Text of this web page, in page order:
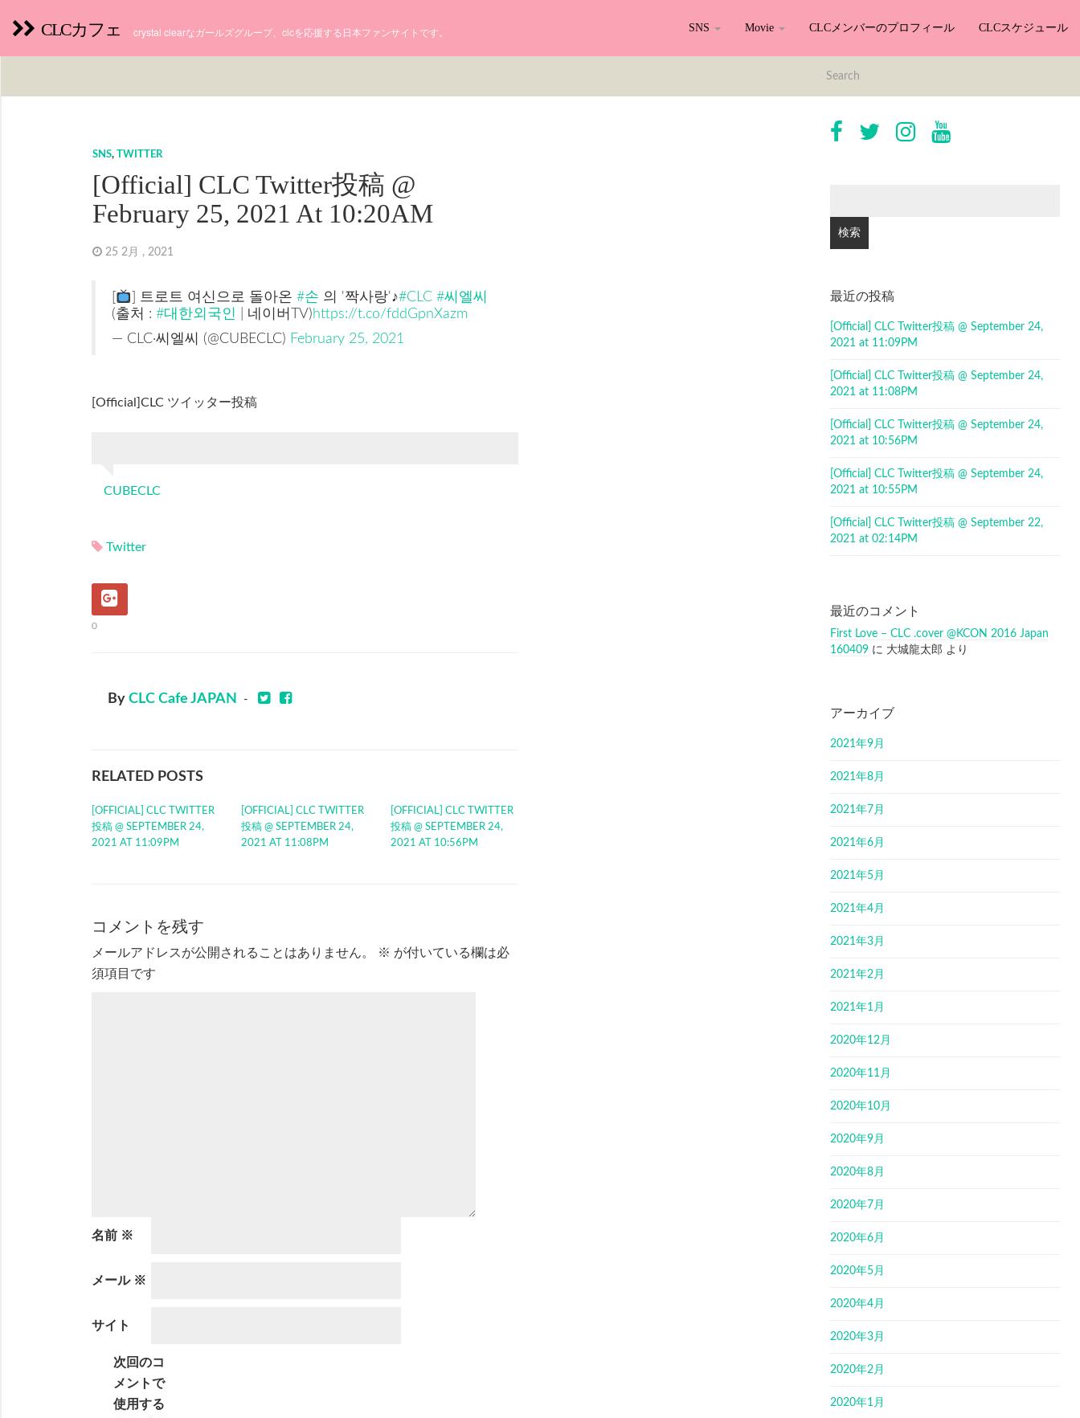
CLCカフェ crystal clearなガールズグループ、clcを応援する日本ファンサイトです。 SNS Movie CLCメンバーのプロフィール CLCスケジュール
SNS,TWITTER
[Official] CLC Twitter投稿 @
February 25, 2021 At 10:20AM
25 2月 , 2021
] 트로트 여신으로 돌아온 #손 의 '짝사랑'♪#CLC #씨엘씨
(출처 : #대한외국인 | 네이버TV)https://t.co/fddGpnXazm
— CLC·씨엘씨 (@CUBECLC) February 25, 2021
[Official]CLC ツイッター投稿
CUBECLC
Twitter
0
By CLC Cafe JAPAN -
RELATED POSTS
[OFFICIAL] CLC TWITTER
投稿 @ SEPTEMBER 24,
2021 AT 11:09PM
[OFFICIAL] CLC TWITTER
投稿 @ SEPTEMBER 24,
2021 AT 11:08PM
[OFFICIAL] CLC TWITTER
投稿 @ SEPTEMBER 24,
2021 AT 10:56PM
コメントを残す
メールアドレスが公開されることはありません。 ※ が付いている欄は必
須項目です
名前 ※
メール ※
サイト
次回のコ
メントで
使用する
最近の投稿
[Official] CLC Twitter投稿 @ September 24,
2021 at 11:09PM
[Official] CLC Twitter投稿 @ September 24,
2021 at 11:08PM
[Official] CLC Twitter投稿 @ September 24,
2021 at 10:56PM
[Official] CLC Twitter投稿 @ September 24,
2021 at 10:55PM
[Official] CLC Twitter投稿 @ September 22,
2021 at 02:14PM
最近のコメント
First Love – CLC .cover @KCON 2016 Japan
160409 に 大城龍太郎 より
アーカイブ
2021年9月
2021年8月
2021年7月
2021年6月
2021年5月
2021年4月
2021年3月
2021年2月
2021年1月
2020年12月
2020年11月
2020年10月
2020年9月
2020年8月
2020年7月
2020年6月
2020年5月
2020年4月
2020年3月
2020年2月
2020年1月